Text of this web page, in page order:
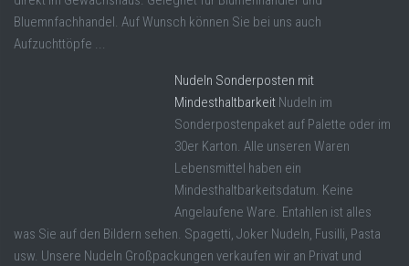
Bluemnfachhandel. Auf Wunsch können Sie bei uns auch
Aufzuchttöpfe ...
Nudeln Sonderposten mit
Mindesthaltbarkeit Nudeln im
Sonderpostenpaket auf Palette oder im
30er Karton. Alle unseren Waren
Lebensmittel haben ein
Mindesthaltbarkeitsdatum. Keine
Angelaufene Ware. Entahlen ist alles
was Sie auf den Bildern sehen. Spagetti, Joker Nudeln, Fusilli, Pasta
usw. Unsere Nudeln Großpackungen verkaufen wir an Privat und